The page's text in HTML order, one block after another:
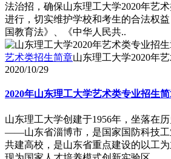
法治招，确保山东理工大学2020年艺
进行，切实维护学校和考生的合法权
国教育法》、《中华人民共..
艺术类招生简章山东理工大学2020年
2020/10/29
2020年山东理工大学艺术类专业招生
山东理工大学创建于1956年，坐落在
――山东省淄博市，是国家国防科技工
共建高校，是山东省重点建设的以工